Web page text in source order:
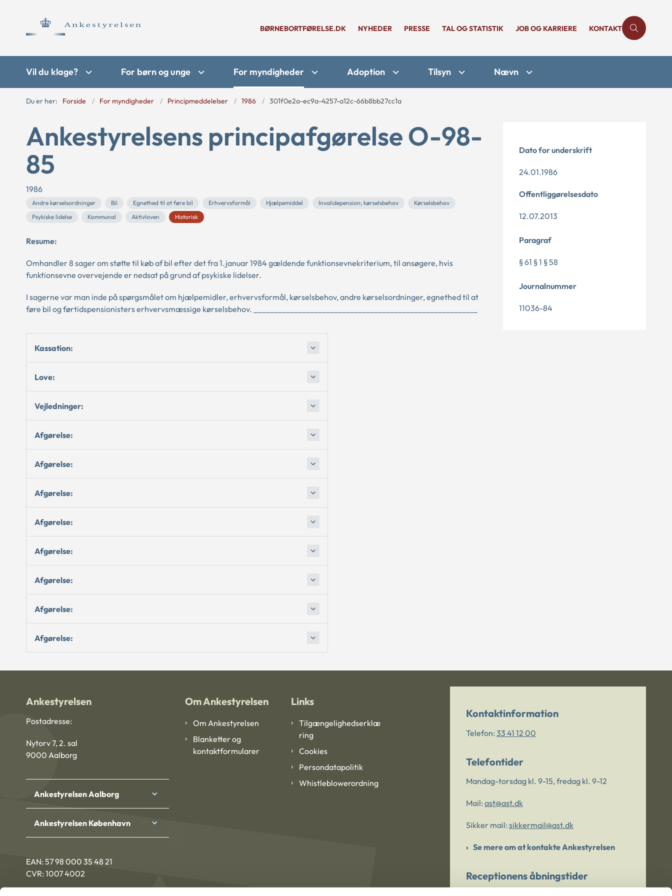
BØRNEBORTFØRELSE.DK NYHEDER PRESSE TAL OG STATISTIK JOB OG KARRIERE KONTAKT
Vil du klage? For børn og unge For myndigheder Adoption Tilsyn Nævn
Du er her: Forside For myndigheder Principmeddelelser 1986 301f0e2a-ec9a-4257-a12c-66b8bb27cc1a
Ankestyrelsens principafgørelse O-98-
85
1986
Andre kørselsordninger Bil Egnethed til at føre bil Erhvervsformål Hjælpemiddel Invalidepension; kørselsbehov
Kørselsbehov
Psykiske lidelse
Kommunal Aktivloven Historisk
Resume:
Omhandler 8 sager om støtte til køb af bil efter det fra 1.januar 1984 gældende funktionsevnekriterium, til ansøgere, hvis
funktionsevne overvejende er nedsat på grund af psykiske lidelser.
I sagerne var man inde på spørgsmålet om hjælpemidler, erhvervsformål, kørselsbehov, andre kørselsordninger, egnethed til at
føre bil og førtidspensionisters erhvervsmæssige kørselsbehov. ________________________________________________________
Kassation:
Love:
Vejledninger:
Afgørelse:
Afgørelse:
Afgørelse:
Afgørelse:
Afgørelse:
Afgørelse:
Afgørelse:
Afgørelse:
Dato for underskrift
24.01.1986
Offentliggørelsesdato
12.07.2013
Paragraf
§ 61 § 1 § 58
Journalnummer
11036-84
Ankestyrelsen
Postadresse:
Nytorv 7, 2. sal
9000 Aalborg
Ankestyrelsen Aalborg
Ankestyrelsen København
EAN: 57 98 000 35 48 21
CVR: 1007 4002
Om Ankestyrelsen
Om Ankestyrelsen
Blanketter og
kontaktformularer
Links
Tilgængelighedserklæ
ring
Cookies
Persondatapolitik
Whistleblowerordning
Kontaktinformation
Telefon: 33 41 12 00
Telefontider
Mandag-torsdag kl. 9-15, fredag kl. 9-12
Mail: ast@ast.dk
Sikker mail: sikkermail@ast.dk
Se mere om at kontakte Ankestyrelsen
Receptionens åbningstider